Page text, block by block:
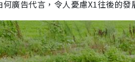
何廣告代言，令人憂慮X1往後的發